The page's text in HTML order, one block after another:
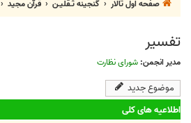
صفحه اول تالار
گنجینه ثـقلیـن قرآن مجید
تفسیر
مدیر انجمن: شورای نظارت
موضوع جدید
اطلاعیه های کلی